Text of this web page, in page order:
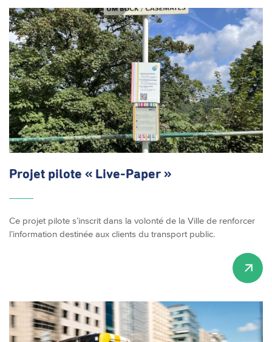
Projet pilote « Live-Paper »
Ce projet pilote s’inscrit dans la volonté de la Ville de renforcer
l’information destinée aux clients du transport public.